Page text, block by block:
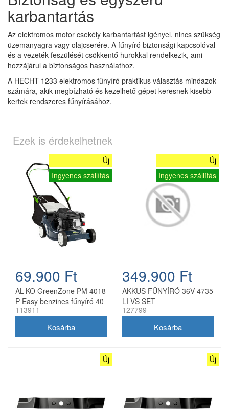
karbantartás
Az elektromos motor csekély karbantartást igényel, nincs szükség
üzemanyagra vagy olajcserére. A fűnyíró biztonsági kapcsolóval
és a vezeték feszülését csökkentő hurokkal rendelkezik, ami
hozzájárul a biztonságos használathoz.
A HECHT 1233 elektromos fűnyíró praktikus választás mindazok
számára, akik megbízható és kezelhető gépet keresnek kisebb
kertek rendszeres fűnyírásához.
Ezek is érdekelhetnek
Új
Ingyenes szállítás
69.900 Ft
AL-KO GreenZone PM 4018
P Easy benzines fűnyíró 40
cm
113911
Új
Ingyenes szállítás
349.900 Ft
AKKUS FŰNYÍRÓ 36V 4735
LI VS SET
127799
Új Új